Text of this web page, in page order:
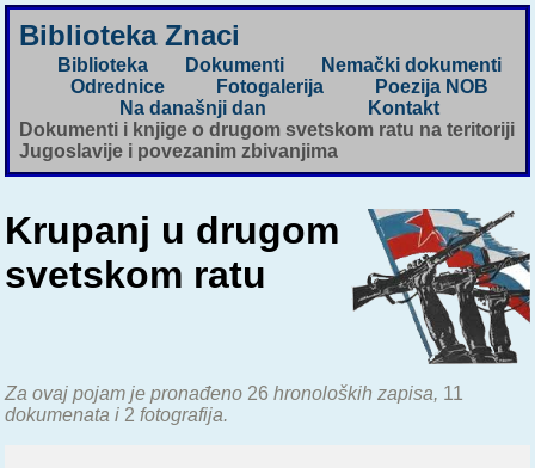
Biblioteka Znaci
Biblioteka Dokumenti
Nemački dokumenti
Odrednice
Fotogalerija
Poezija NOB
Na današnji dan
Kontakt
Dokumenti i knjige o drugom svetskom ratu na teritoriji
Jugoslavije i povezanim zbivanjima
Krupanj u drugom
svetskom ratu
Za ovaj pojam je pronađeno 26 hronoloških zapisa, 11
dokumenata i 2 fotografija.